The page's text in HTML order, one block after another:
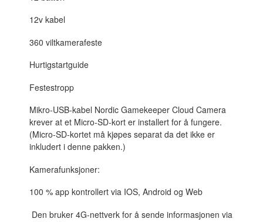
12v kabel
360 viltkamerafeste
Hurtigstartguide
Festestropp
Mikro-USB-kabel Nordic Gamekeeper Cloud Camera
krever at et Micro-SD-kort er installert for å fungere.
(Micro-SD-kortet må kjøpes separat da det ikke er
inkludert i denne pakken.)
Kamerafunksjoner:
100 % app kontrollert via IOS, Android og Web
Den bruker 4G-nettverk for å sende informasjonen via